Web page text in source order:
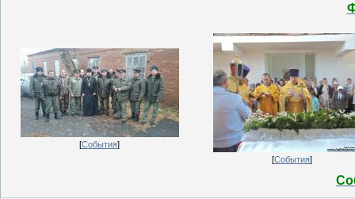
[События]
[События]